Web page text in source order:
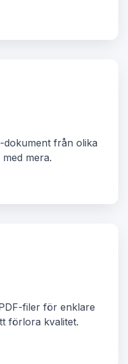
dokument från olika
mera.
filer för enklare
förlora kvalitet.